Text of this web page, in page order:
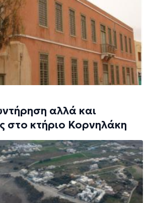
αλλά και
στο κτήριο Κορνηλάκη